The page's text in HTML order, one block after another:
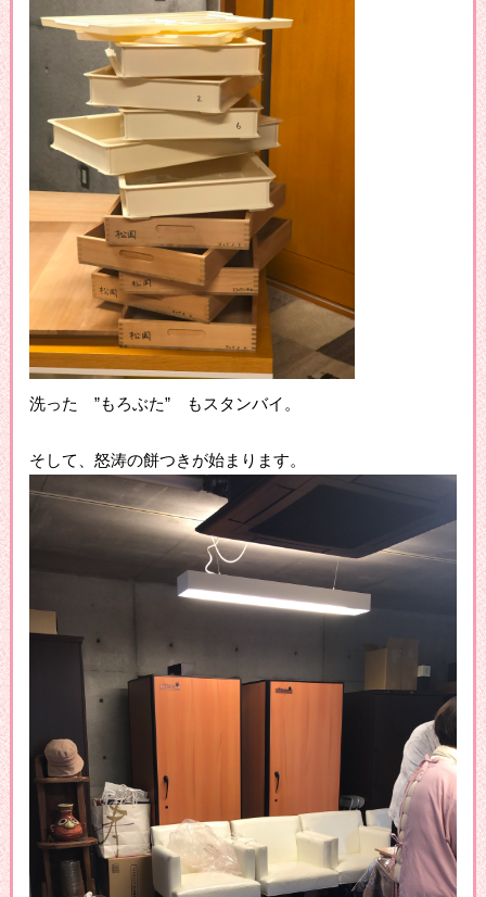
洗った ”もろぶた” もスタンバイ。
そして、怒涛の餅つきが始まります。